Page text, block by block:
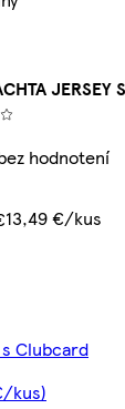
JERSEY
hodnotení
13,49 €/kus
Clubcard
kus)